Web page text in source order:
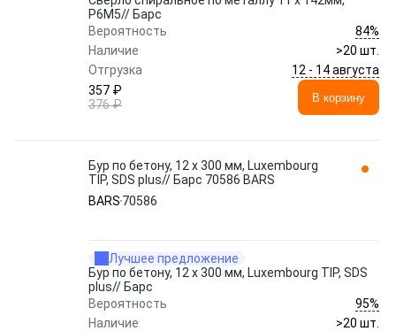
Р6М5// Барс
Вероятность
84%
Наличие
>20 шт.
Отгрузка
12 - 14 августа
357 ₽
376 ₽
В корзину
Бур по бетону, 12 х 300 мм, Luxembourg
TIP, SDS plus// Барс 70586 BARS
BARS 70586
Лучшее предложение
Бур по бетону, 12 х 300 мм, Luxembourg TIP, SDS
plus// Барс
Вероятность
95%
Наличие
>20 шт.